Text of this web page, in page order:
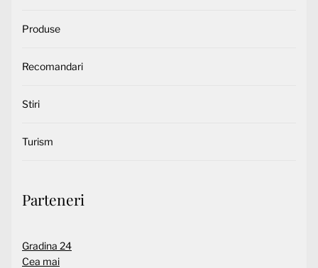
Produse
Recomandari
Stiri
Turism
Parteneri
Gradina 24
Cea mai